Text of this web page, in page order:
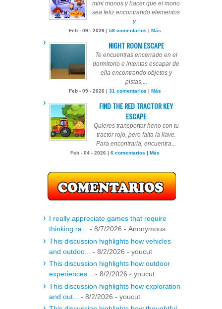
mini monos y hacer que el mono
sea feliz encontrando elementos
y...
Feb - 09 - 2026 | 58 comentarios | Más
NIGHT ROOM ESCAPE
Te encuentras encerrado en el
dormitorio e intentas escapar de
ella encontrando objetos y
pistas,...
Feb - 09 - 2026 | 31 comentarios | Más
FIND THE RED TRACTOR KEY
ESCAPE
Quieres transportar heno con tu
tractor rojo, pero falta la llave.
Para encontrarla, encuentra...
Feb - 04 - 2026 | 6 comentarios | Más
I really appreciate games that require
thinking ra... - 8/7/2026 - Anonymous
This discussion highlights how vehicles
and outdoo...
- 8/2/2026 - youcut
This discussion highlights how outdoor
experiences... - 8/2/2026 - youcut
This discussion highlights how exploration
and out...
- 8/2/2026 - youcut